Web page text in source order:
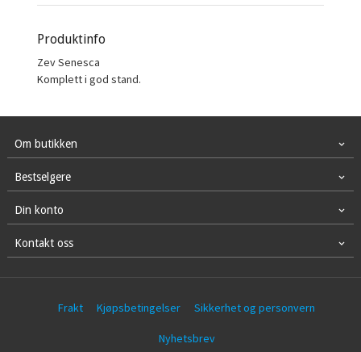
Produktinfo
Zev Senesca
Komplett i god stand.
Om butikken
Bestselgere
Din konto
Kontakt oss
Frakt Kjøpsbetingelser Sikkerhet og personvern
Nyhetsbrev